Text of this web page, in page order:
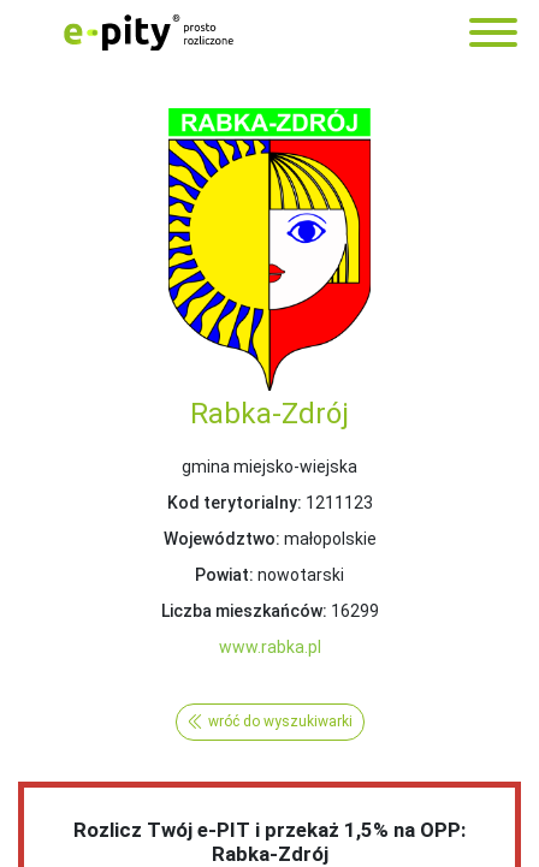
Rabka-Zdrój
gmina miejsko-wiejska
Kod terytorialny: 1211123
Województwo: małopolskie
Powiat: nowotarski
Liczba mieszkańców: 16299
www.rabka.pl
wróć do wyszukiwarki
Rozlicz Twój e-PIT i przekaż 1,5% na OPP:
Rabka-Zdrój